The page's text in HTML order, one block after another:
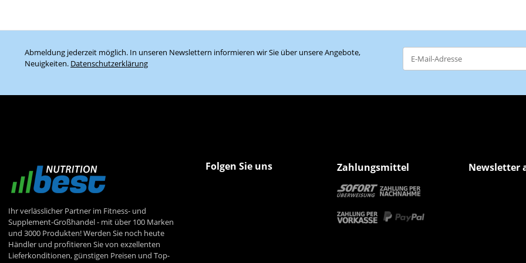
Abmeldung jederzeit möglich. In unseren Newslettern informieren wir Sie über unsere Angebote,
Neuigkeiten. Datenschutzerklärung
Ihr verlässlicher Partner im Fitness- und
Supplement-Großhandel - mit über 100 Marken
und 3000 Produkten! Werden Sie noch heute
Händler und profitieren Sie von exzellenten
Lieferkonditionen, günstigen Preisen und Top-
Folgen Sie uns Zahlungsmittel Newsletter